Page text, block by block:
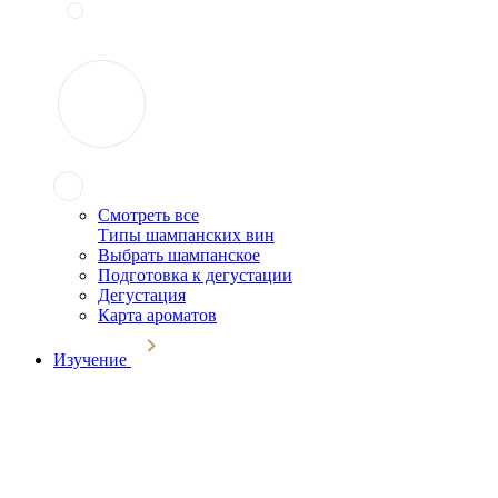
Смотреть все
Типы шампанских вин
Выбрать шампанское
Подготовка к дегустации
Дегустация
Карта ароматов
Изучение